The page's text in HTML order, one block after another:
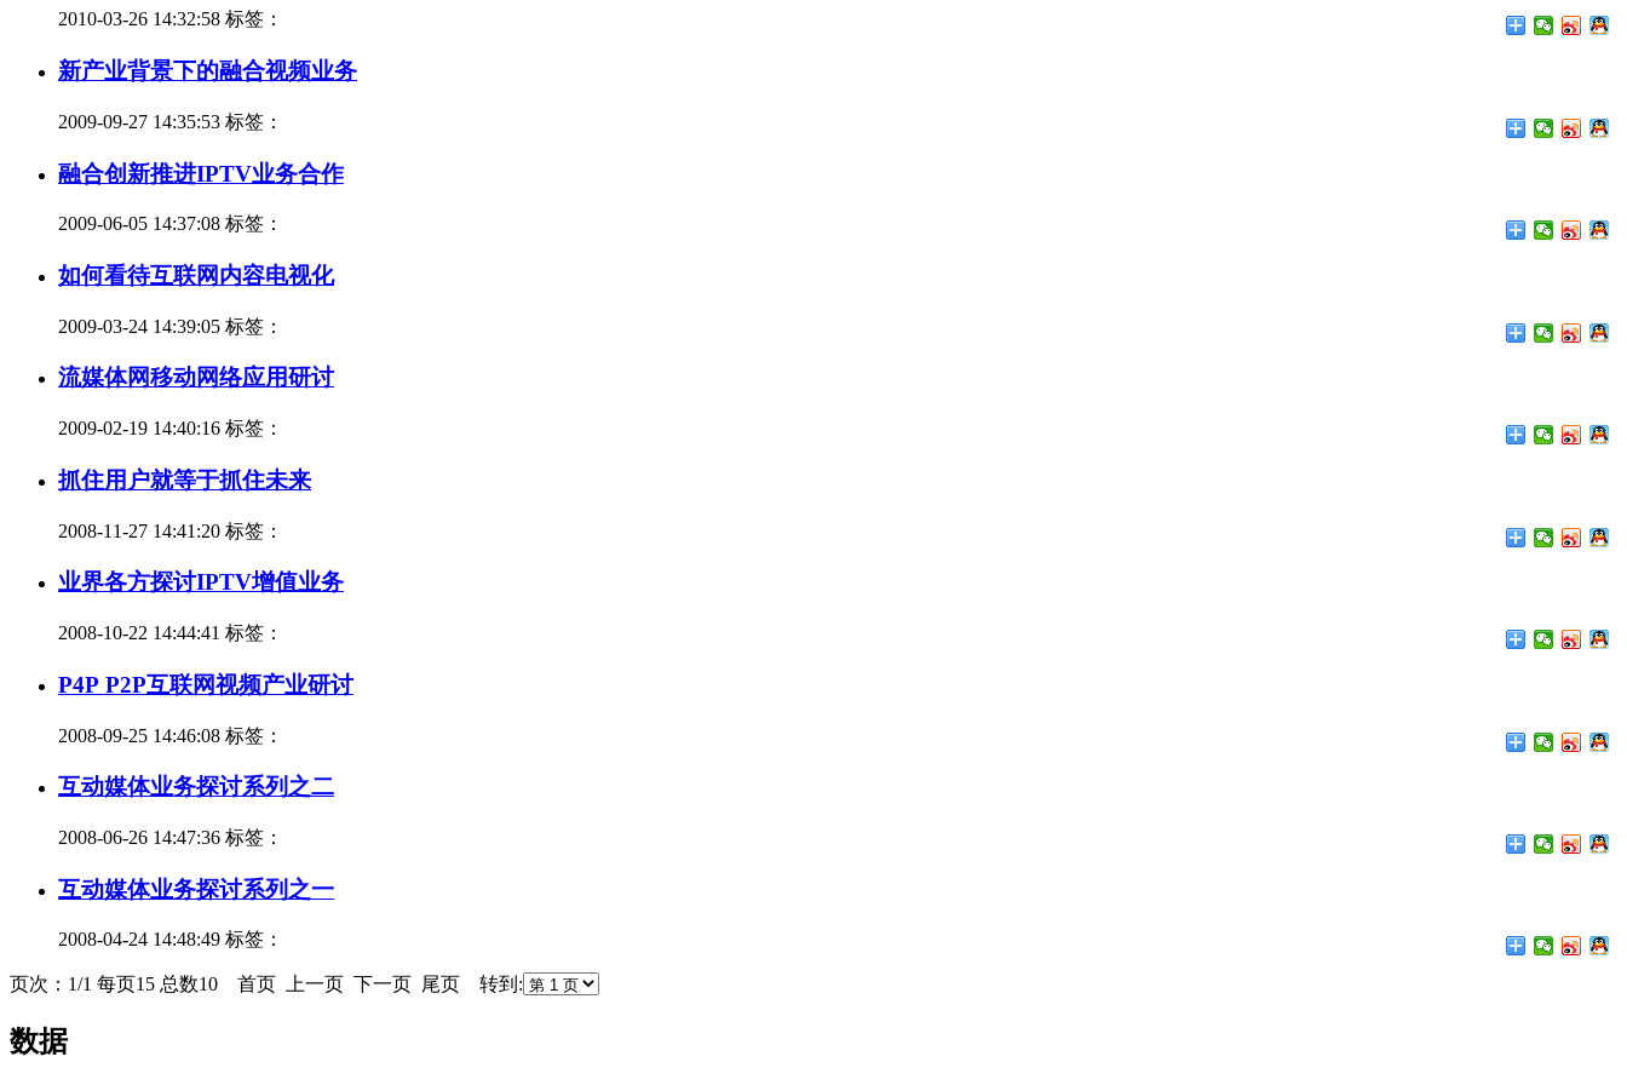
2010-03-26 14:32:58 标签：
新产业背景下的融合视频业务
2009-09-27 14:35:53 标签：
融合创新推进IPTV业务合作
2009-06-05 14:37:08 标签：
如何看待互联网内容电视化
2009-03-24 14:39:05 标签：
流媒体网移动网络应用研讨
2009-02-19 14:40:16 标签：
抓住用户就等于抓住未来
2008-11-27 14:41:20 标签：
业界各方探讨IPTV增值业务
2008-10-22 14:44:41 标签：
P4P P2P互联网视频产业研讨
2008-09-25 14:46:08 标签：
互动媒体业务探讨系列之二
2008-06-26 14:47:36 标签：
互动媒体业务探讨系列之一
2008-04-24 14:48:49 标签：
页次：1/1 每页15 总数10 首页 上一页 下一页 尾页 转到:
数据